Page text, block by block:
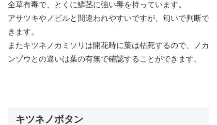
全草有毒で、とくに鱗茎に強い毒を持っています。
アサツキやノビルと間違われやすいですが、匂いで判断で
きます。
またキツネノカミソリは開花時に葉は枯死するので、ノカ
ンゾウとの違いは葉の有無で確認することができます。
キツネノボタン